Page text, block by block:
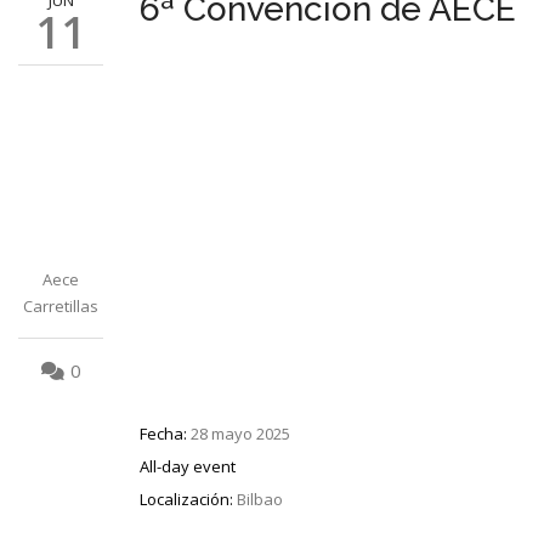
11
Aece
Carretillas
0
6ª Convención de AECE
Fecha: 28 mayo 2025
All-day event
Localización: Bilbao